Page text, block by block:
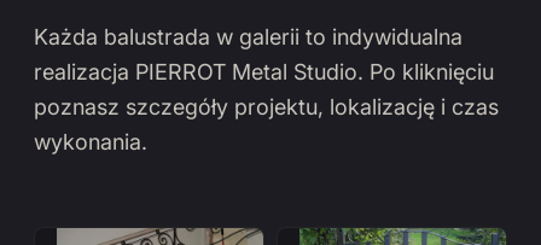
Każda balustrada w galerii to indywidualna
realizacja PIERROT Metal Studio. Po kliknięciu
poznasz szczegóły projektu, lokalizację i czas
wykonania.